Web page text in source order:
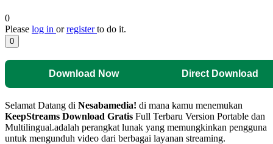
0
Please log in orregisterto do it.
0
Download Now Direct Download
Selamat Datang di Nesabamedia! di mana kamu menemukan
KeepStreams Download Gratis Full Terbaru Version Portable dan
Multilingual.adalah perangkat lunak yang memungkinkan pengguna
untuk mengunduh video dari berbagai layanan streaming.